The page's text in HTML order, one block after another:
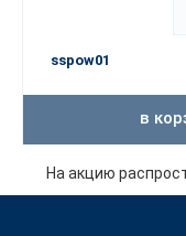
sspow01
в
На акцию